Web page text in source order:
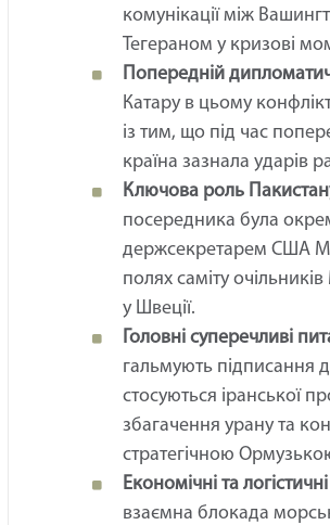
комунікації між
Тегераном у кризові
Попередній
Катару в цьому
із тим, що під час
країна зазнала ударів
Ключова роль
посередника була
держсекретарем США
полях саміту
у Швеції.
Головні суперечливі
гальмують підписання
стосуються іранської
збагачення урану та
стратегічною
Економічні та
взаємна блокада